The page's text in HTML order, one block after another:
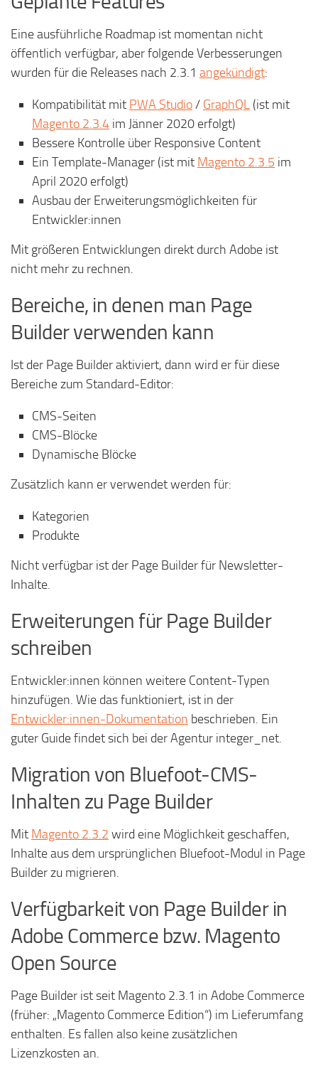
Eine ausführliche Roadmap ist momentan nicht
öffentlich verfügbar, aber folgende Verbesserungen
wurden für die Releases nach 2.3.1 angekündigt:
Kompatibilität mit PWA Studio/ GraphQL (ist mit
Magento 2.3.4 im Jänner 2020 erfolgt)
Bessere Kontrolle über Responsive Content
Ein Template-Manager (ist mit Magento 2.3.5 im
April 2020 erfolgt)
Ausbau der Erweiterungsmöglichkeiten für
Entwickler:innen
Mit größeren Entwicklungen direkt durch Adobe ist
nicht mehr zu rechnen.
Bereiche, in denen man Page
Builder verwenden kann
Ist der Page Builder aktiviert, dann wird er für diese
Bereiche zum Standard-Editor:
CMS-Seiten
CMS-Blöcke
Dynamische Blöcke
Zusätzlich kann er verwendet werden für:
Kategorien
Produkte
Nicht verfügbar ist der Page Builder für Newsletter-
Inhalte.
Erweiterungen für Page Builder
schreiben
Entwickler:innen können weitere Content-Typen
hinzufügen. Wie das funktioniert, ist in der
Entwickler:innen-Dokumentation beschrieben. Ein
guter Guide findet sich bei der Agentur integer_net.
Migration von Bluefoot-CMS-
Inhalten zu Page Builder
Mit Magento 2.3.2 wird eine Möglichkeit geschaffen,
Inhalte aus dem ursprünglichen Bluefoot-Modul in Page
Builder zu migrieren.
Verfügbarkeit von Page Builder in
Adobe Commerce bzw. Magento
Open Source
Page Builder ist seit Magento 2.3.1 in Adobe Commerce
(früher: „Magento Commerce Edition“) im Lieferumfang
enthalten. Es fallen also keine zusätzlichen
Lizenzkosten an.